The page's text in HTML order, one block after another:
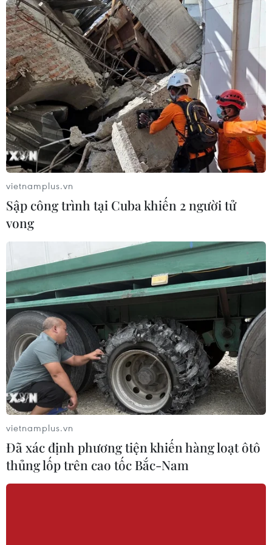
Confederations Cup 2017 khi có chiến thắng 3-2 sau
màn rượt đuổi tỷ số với Australia ở lượt trận ra quân
bảng B.
Cristriano Ronaldo "nổ súng," Bồ Đào Nha
đánh bại chủ nhà Nga
22/06/2017 02:01
Cristiano Ronaldo đã sắm vai người hùng khi ghi bàn
thắng duy nhất giúp Bồ Đào Nha đánh bại chủ nhà
Nga 1-0 ở lượt trận thứ 2 bảng A Confederations Cup
2017.
vietnamplus.vn
Sập công trình tại Cuba khiến 2 người tử
vong
vietnamplus.vn
Đã xác định phương tiện khiến hàng loạt ôtô
thủng lốp trên cao tốc Bắc-Nam